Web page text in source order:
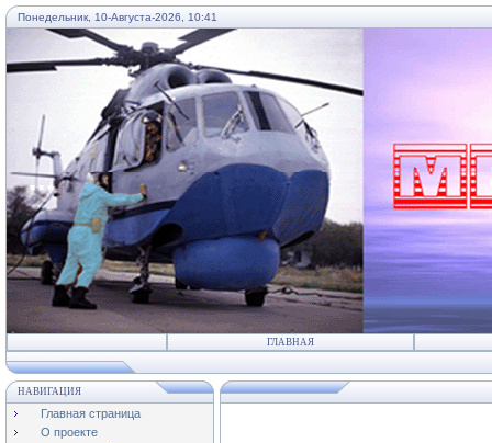
Понедельник, 10-Августа-2026, 10:41
...
ГЛАВНАЯ
НАВИГАЦИЯ
Главная страница
О проекте